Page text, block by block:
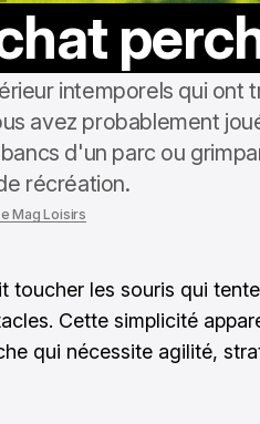
intemporels qui ont
avez probablement
d'un parc ou
récréation.
Mag Loisirs
toucher les souris qui
Cette simplicité
qui nécessite agilité,